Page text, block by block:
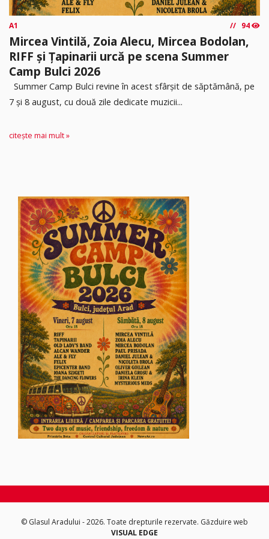
A1 94
Mircea Vintilă, Zoia Alecu, Mircea Bodolan,
RIFF și Țapinarii urcă pe scena Summer
Camp Bulci 2026
Summer Camp Bulci revine în acest sfârșit de săptămână, pe
7 și 8 august, cu două zile dedicate muzicii...
citește mai mult »
© Glasul Aradului - 2026. Toate drepturile rezervate. Găzduire web
VISUAL EDGE